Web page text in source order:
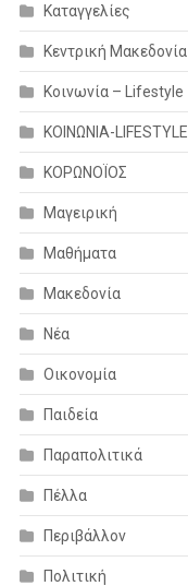
Καταγγελίες
Κεντρική Μακεδονία
Κοινωνία – Lifestyle
ΚΟΙΝΩΝΙΑ-LIFESTYLE
ΚΟΡΩΝΟΪΟΣ
Μαγειρική
Μαθήματα
Μακεδονία
Νέα
Οικονομία
Παιδεία
Παραπολιτικά
Πέλλα
Περιβάλλον
Πολιτική